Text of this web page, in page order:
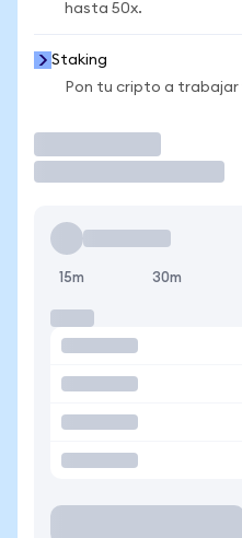
hasta 50x.
Staking
Pon tu cripto a trabajar
15m 30m